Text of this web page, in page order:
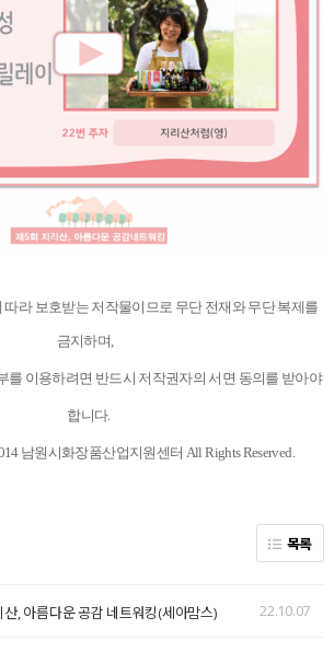
따라 보호받는 저작물이므로 무단 전재와 무단 복제를
금지하며,
를 이용하려면 반드시 저작권자의 서면 동의를 받아야
합니다.
남원시화장품산업지원센터 All Rights Reserved.
목록
, 아름다운 공감 네트워킹(세아맘스) 22.10.07